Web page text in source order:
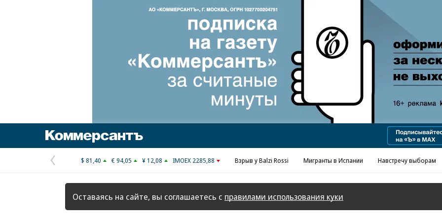
Реклама в «Ъ» www.kommersant.ru/ad
Предыдущая
страница
$ 81,40 € 94,05 ¥ 12,08 IMOEX 2285,88 Взрыв у Balzi Rossi Мигранты в Испании Навстречу выборам
Оставаясь на сайте, вы соглашаетесь с правилами использования куки